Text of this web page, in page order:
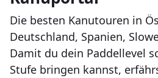
Die besten Kanutouren in
Deutschland, Spanien,
Damit du dein Paddellevel
Stufe bringen kannst,